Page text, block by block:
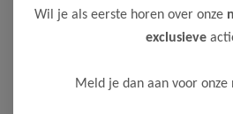
12,50 24,99
Kleur: Sand / Materiaal: 100% Cotton
Maak een keuze:
Wil je als eerste horen over onze
exclusieve
Meld je dan aan voor onze